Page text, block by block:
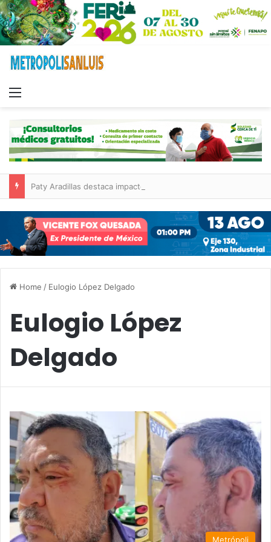
Home / Eulogio López Delgado
Eulogio López
Delgado
Metrópoli